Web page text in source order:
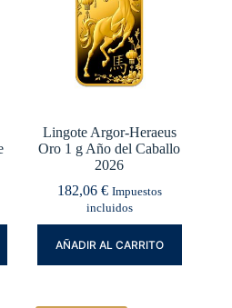
Lingote Argor-Heraeus
Oro 1 g Año del Caballo
2026
182,06 € Impuestos
incluidos
AÑADIR AL CARRITO